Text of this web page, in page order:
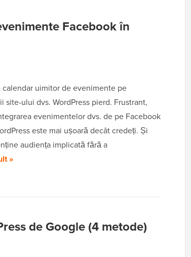
Facebook în
calendar uimitor de evenimente pe
site-ului dvs. WordPress pierd. Frustrant,
evenimentelor dvs. de pe Facebook
este mai ușoară decât credeți. Și
audiența implicată fără a
»
de Google (4 metode)